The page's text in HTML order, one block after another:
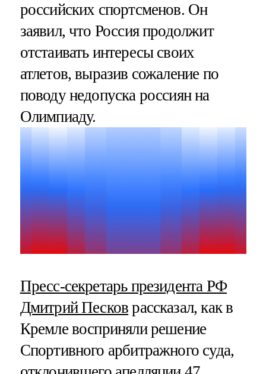
российских спортсменов. Он
заявил, что Россия продолжит
отстаивать интересы своих
атлетов, выразив сожаление по
поводу недопуска россиян на
Олимпиаду.
Пресс-секретарь президента РФ
Дмитрий Песков рассказал, как в
Кремле восприняли решение
Спортивного арбитражного суда,